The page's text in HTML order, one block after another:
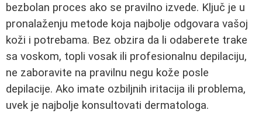
bezbolan proces ako se pravilno izvede. Ključ je u
pronalaženju metode koja najbolje odgovara vašoj
koži i potrebama. Bez obzira da li odaberete trake
sa voskom, topli vosak ili profesionalnu depilaciju,
ne zaboravite na pravilnu negu kože posle
depilacije. Ako imate ozbiljnih iritacija ili problema,
uvek je najbolje konsultovati dermatologa.